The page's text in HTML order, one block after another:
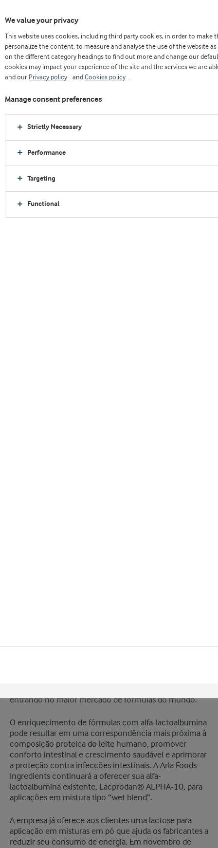
Home Sobre nós
Press releases
Nova proteína para aplicação em misturas em pó oferece um ganha-ganha aos
fabricantes de fórmulas infantis
segurança de alimentos. É livre deCronobacter
entrando no maior mercado de fórmulas do mundo.
O enriquecimento de fórmulas com alfa-lactoalbumina
pode resultar em uma correspondência mais próxima à
composição proteica do leite humano, promover
conforto intestinal e crescimento saudável e aprimorar
a proteção contra infecções intestinais. A Arla Foods
Ingredients continuará a oferecer sua alfa-
lactoalbumina existente, Lacprodan® ALPHA-10, para
aplicações em mistura tipo “wet blend”.
A empresa já oferece aos clientes uma lactose para
aplicação em misturas em pó que ajuda os fabricantes a
reduzir seu consumo de energia. Em novembro de
We value your privacy
This website uses cookies, including third party cookies, in order to make
personalize the content, to measure and analyse the use of the website
on the different category headings to find out more and change our
cookies may impact your experience of the site and the services we are
and our Privacy policy and Cookies policy .
Manage consent preferences
Strictly Necessary
Performance
Targeting
Functional